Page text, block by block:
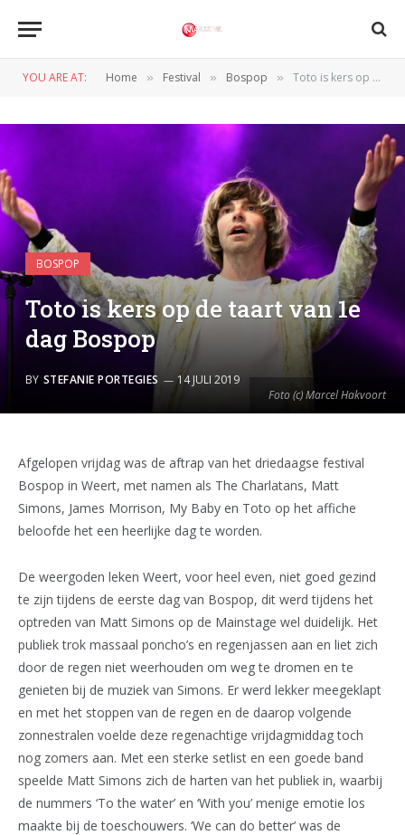
YOU ARE AT: Home » Festival » Bospop » Toto is kers op de taart van 1e dag Bospop
Foto (c) Marcel Hakvoort
BOSPOP
Toto is kers op de taart van 1e
dag Bospop
BY STEFANIE PORTEGIES 14 JULI 2019
Afgelopen vrijdag was de aftrap van het driedaagse festival
Bospop in Weert, met namen als The Charlatans, Matt
Simons, James Morrison, My Baby en Toto op het affiche
beloofde het een heerlijke dag te worden.
De weergoden leken Weert, voor heel even, niet goed gezind
te zijn tijdens de eerste dag van Bospop, dit werd tijdens het
optreden van Matt Simons op de Mainstage wel duidelijk. Het
publiek trok massaal poncho’s en regenjassen aan en liet zich
door de regen niet weerhouden om weg te dromen en te
genieten bij de muziek van Simons. Er werd lekker meegeklapt
en met het stoppen van de regen en de daarop volgende
zonnestralen voelde deze regenachtige vrijdagmiddag toch
nog zomers aan. Met een sterke setlist en een goede band
speelde Matt Simons zich de harten van het publiek in, waarbij
de nummers ‘To the water’ en ‘With you’ menige emotie los
maakte bij de toeschouwers. ‘We can do better’ was de